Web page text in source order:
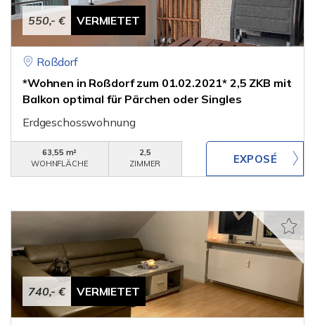
550,- € VERMIETET
Roßdorf
*Wohnen in Roßdorf zum 01.02.2021* 2,5 ZKB mit
Balkon optimal für Pärchen oder Singles
Erdgeschosswohnung
63,55 m²
WOHNFLÄCHE
2,5
ZIMMER
740,- € VERMIETET